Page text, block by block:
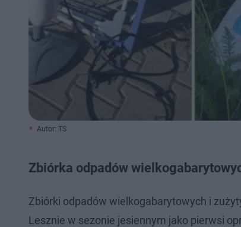
Autor: TS
Zbiórka odpadów
Zbiórki odpadów wielkogabarytowych i
Lesznie w sezonie jesiennym jako pierwsi